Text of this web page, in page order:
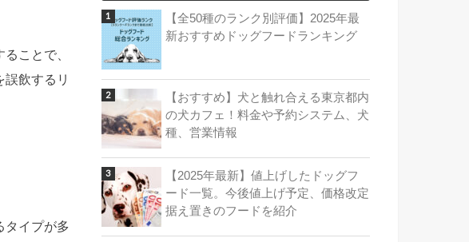
ことで、
飲するリ
タイプが多
【全50種のランク別評価】2025年最
新おすすめドッグフードランキング
【おすすめ】犬と触れ合える東京都内
の犬カフェ！料金や予約システム、犬
種、営業情報
【2025年最新】値上げしたドッグフ
ード一覧。今後値上げ予定、価格改定
据え置きのフードを紹介